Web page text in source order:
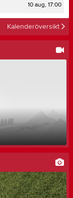
10 aug, 17:00
Kalenderöversikt